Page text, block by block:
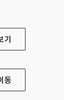
채용 홈페이지
기
동